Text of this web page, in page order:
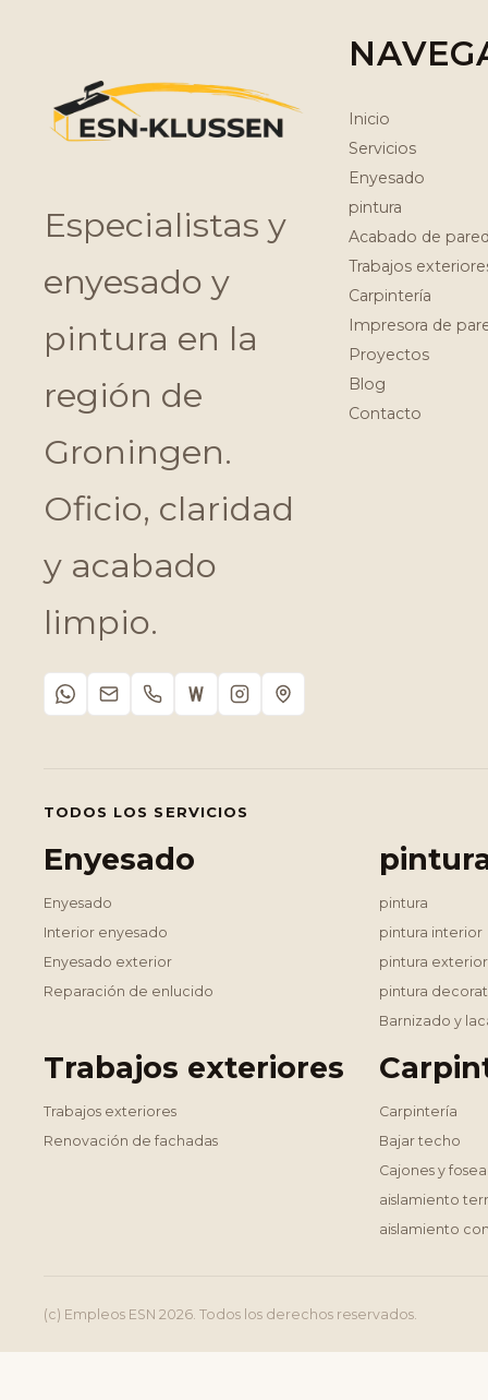
Especialistas y
enyesado y
pintura en la
región de
Groningen.
Oficio, claridad
y acabado
limpio.
Inicio
Servicios
Enyesado
pintura
Acabado de
Trabajos
Carpintería
Impresora de
Proyectos
Blog
Contacto
TODOS LOS SERVICIOS
Enyesado
Enyesado
Interior enyesado
Enyesado exterior
Reparación de enlucido
pintura
pintura interior
pintura exterior
pintura
Barnizado y
Trabajos exteriores
Trabajos exteriores
Renovación de fachadas
Carpintería
Bajar techo
Cajones y
aislamiento
aislamiento
(c) Empleos ESN 2026. Todos los derechos reservados.